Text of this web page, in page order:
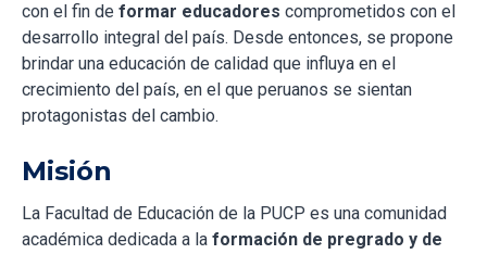
con el fin de formar educadores comprometidos con el
desarrollo integral del país. Desde entonces, se propone
brindar una educación de calidad que influya en el
crecimiento del país, en el que peruanos se sientan
protagonistas del cambio.
Misión
La Facultad de Educación de la PUCP es una comunidad
académica dedicada a la formación de pregrado y de